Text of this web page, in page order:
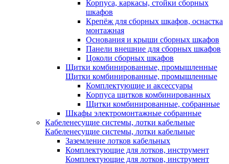
Корпуса, каркасы, стойки сборных
шкафов
Крепёж для сборных шкафов, оснастка
монтажная
Основания и крыши сборных шкафов
Панели внешние для сборных шкафов
Цоколи сборных шкафов
Щитки комбинированные, промышленные
Щитки комбинированные, промышленные
Комплектующие и аксессуары
Корпуса щитков комбинированных
Щитки комбинированные, собранные
Шкафы электромонтажные собранные
Кабеленесущие системы, лотки кабельные
Кабеленесущие системы, лотки кабельные
Заземление лотков кабельных
Комплектующие для лотков, инструмент
Комплектующие для лотков, инструмент